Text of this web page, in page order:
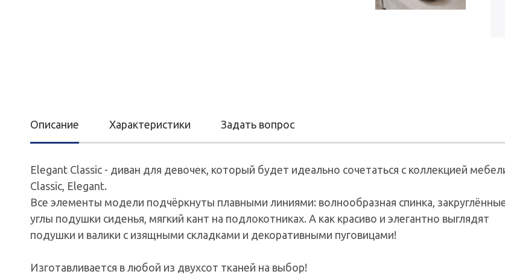
Описание Характеристики Задать вопрос
Elegant Classic - диван для девочек, который будет идеально сочетаться с коллекцией
Classic, Elegant.
Все элементы модели подчёркнуты плавными линиями: волнообразная спинка,
углы подушки сиденья, мягкий кант на подлокотниках. А как красиво и элегантно выглядят
подушки и валики с изящными складками и декоративными пуговицами!
Изготавливается в любой из двухсот тканей на выбор!